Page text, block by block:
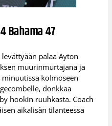
Bahama 47
palaa Ayton
muurinmurtajana ja
minuutissa kolmoseen
donkkaa
hookin ruuhkasta. Coach
aikalisän tilanteessa